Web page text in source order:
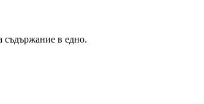
съдържание в едно.